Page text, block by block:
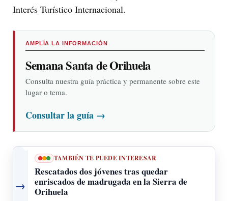
Interés Turístico Internacional.
AMPLÍA LA INFORMACIÓN
Semana Santa de Orihuela
Consulta nuestra guía práctica y permanente sobre este
lugar o tema.
Consultar la guía →
→
TAMBIÉN TE PUEDE INTERESAR
Rescatados dos jóvenes tras quedar
enriscados de madrugada en la Sierra de
Orihuela